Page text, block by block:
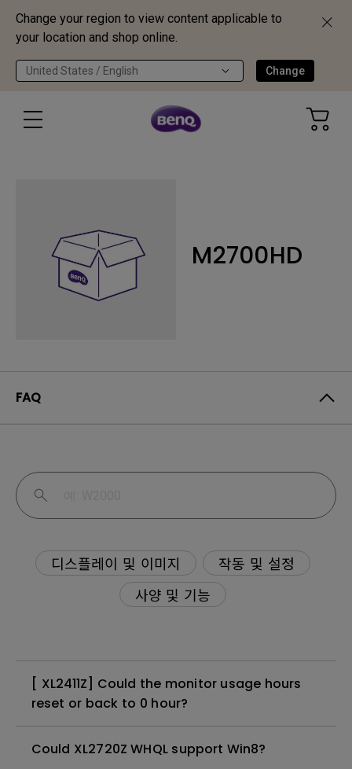
Change your region to view content applicable to
your location and shop online.
United States / English Change
M2700HD
FAQ
디스플레이 및 이미지
작동 및 설정
사양 및 기능
[ XL2411Z] Could the monitor usage hours
reset or back to 0 hour?
Could XL2720Z WHQL support Win8?